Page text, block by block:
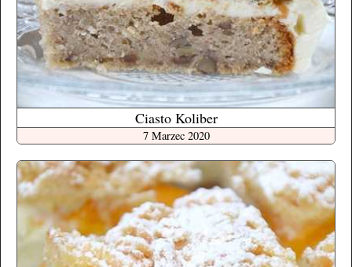
Ciasto Koliber
7 Marzec 2020